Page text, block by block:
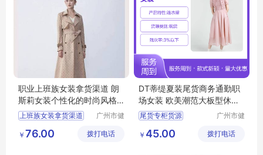
职业上班族女装拿货渠道 朗
斯莉女装个性化的时尚风格
广州服装市场
上班族女装拿货渠道
广州服装市场
广州市健
限公司
￥ 76.00 拨打电话
DT蒂缇夏装尾货商务通勤职
场女装 欧美潮范大板型休闲
风
尾货专柜货源
商务通勤职场女装
广州市健
限公司
￥ 45.00 拨打电话